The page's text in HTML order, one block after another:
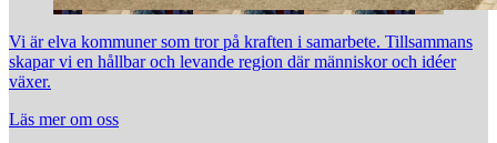
Vi är elva kommuner som tror på kraften i samarbete. Tillsammans
skapar vi en hållbar och levande region där människor och idéer
växer.
Läs mer om oss